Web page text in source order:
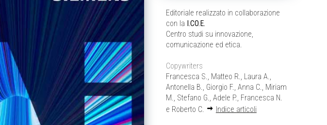
Editoriale realizzato in collaborazione
con la I.CO.E.
Centro studi su innovazione,
comunicazione ed etica.
Copywriters
Francesca S., Matteo R., Laura A.,
Antonella B., Giorgio F., Anna C., Miriam
M., Stefano G., Adele P., Francesca N.
e Roberto C.
Indice articoli